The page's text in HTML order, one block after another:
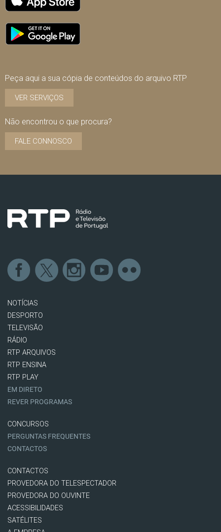
Peça aqui a sua cópia de conteúdos do arquivo RTP
VER SERVIÇOS
Não encontrou o que procura?
FALE CONNOSCO
NOTÍCIAS
DESPORTO
TELEVISÃO
RÁDIO
RTP ARQUIVOS
RTP ENSINA
RTP PLAY
EM DIRETO
REVER PROGRAMAS
CONCURSOS
PERGUNTAS FREQUENTES
CONTACTOS
CONTACTOS
PROVEDORA DO TELESPECTADOR
PROVEDORA DO OUVINTE
ACESSIBILIDADES
SATÉLITES